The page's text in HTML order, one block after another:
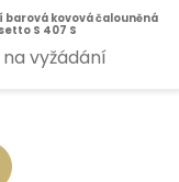
barová kovová čalouněná
S 407 S
vyžádání